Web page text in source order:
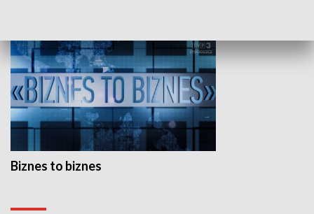
Biznes to biznes